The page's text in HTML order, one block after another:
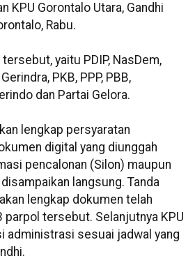
KPU Gorontalo Utara, Gandhi
Rabu.
yaitu PDIP, NasDem,
PKB, PPP, PBB,
dan Partai Gelora.
lengkap persyaratan
digital yang diunggah
pencalonan (Silon) maupun
langsung. Tanda
lengkap dokumen telah
parpol tersebut. Selanjutnya KPU
administrasi sesuai jadwal yang